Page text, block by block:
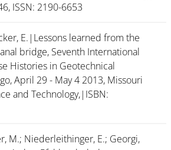
ISSN: 2190-6653
E.|Lessons learned from the
bridge, Seventh International
Histories in Geotechnical
April 29 - May 4 2013, Missouri
and Technology,|ISBN:
M.; Niederleithinger, E.; Georgi,